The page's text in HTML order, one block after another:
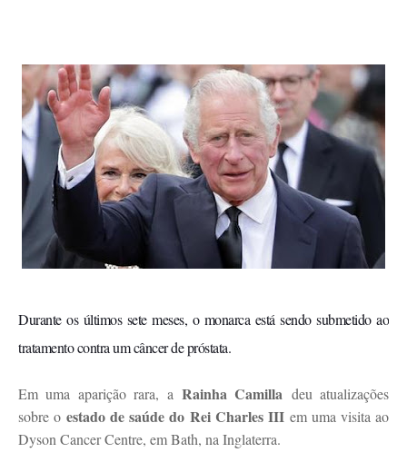
Durante os últimos sete meses, o monarca está sendo submetido ao
tratamento contra um câncer de próstata.
Em uma aparição rara, a Rainha Camilla deu atualizações
sobre oestado de saúde do Rei Charles III em uma visita ao
Dyson Cancer Centre, em Bath, na Inglaterra.